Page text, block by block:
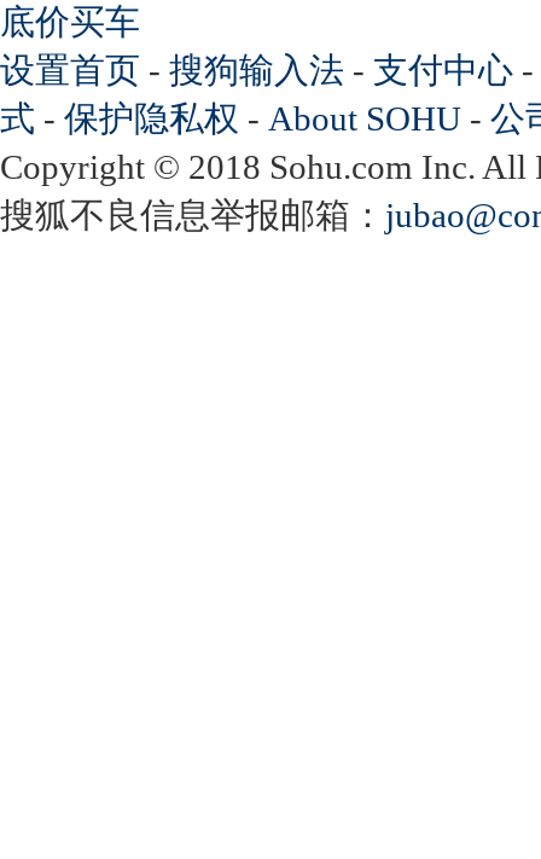
底价买车
设置首页 - 搜狗输入法 - 支付中心 -
式 - 保护隐私权 - About SOHU - 公
Copyright © 2018 Sohu.com Inc.
搜狐不良信息举报邮箱：